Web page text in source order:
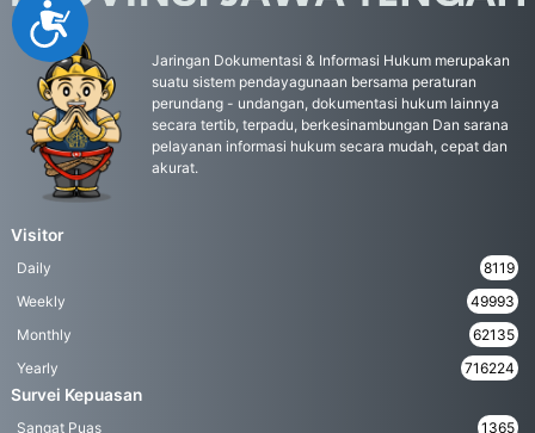
Accessibility
Jaringan Dokumentasi & Informasi Hukum merupakan
suatu sistem pendayagunaan bersama peraturan
perundang - undangan, dokumentasi hukum lainnya
secara tertib, terpadu, berkesinambungan Dan sarana
pelayanan informasi hukum secara mudah, cepat dan
akurat.
Visitor
Daily
8119
Weekly
49993
Monthly
62135
Yearly
716224
Survei Kepuasan
Sangat Puas 1365